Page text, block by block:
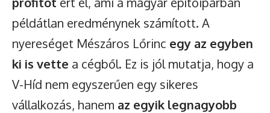
példátlan eredménynek számított. A
nyereséget Mészáros Lőrinc egy az egyben
ki is vette a cégből. Ez is jól mutatja, hogy a
V-Híd nem egyszerűen egy sikeres
vállalkozás, hanem az egyik legnagyobb